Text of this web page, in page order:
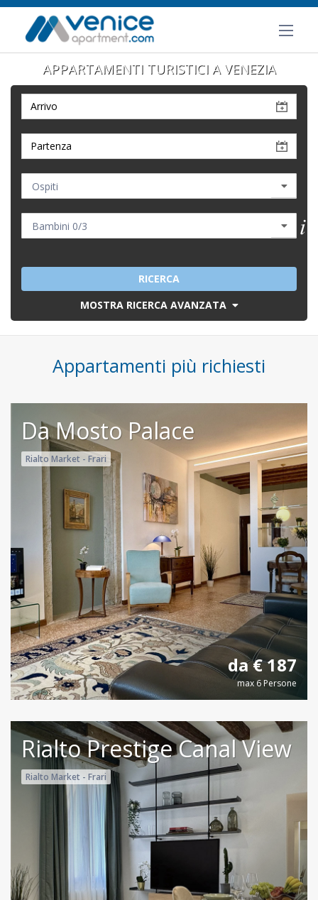
APPARTAMENTI TURISTICI A VENEZIA
RICERCA
MOSTRA RICERCA AVANZATA
Appartamenti più richiesti
Da Mosto Palace
Rialto Market - Frari
da € 187
max 6 Persone
Rialto Prestige Canal View
Rialto Market - Frari